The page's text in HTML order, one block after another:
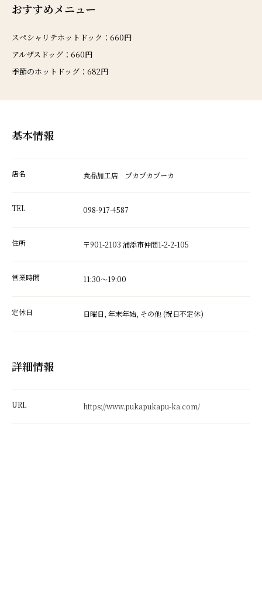
おすすめメニュー
スペシャリテホットドック：660円
アルザスドッグ：660円
季節のホットドッグ：682円
基本情報
店名 食品加工店 プカプカプーカ
TEL 098-917-4587
住所 〒901-2103 浦添市仲間1-2-2-105
営業時間 11:30～19:00
定休日 日曜日, 年末年始, その他 (祝日不定休)
詳細情報
URL https://www.pukapukapu-ka.com/